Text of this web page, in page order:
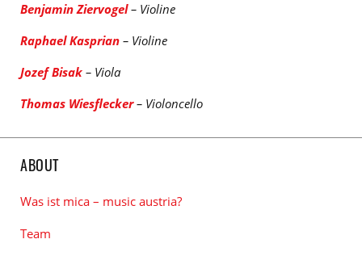
Benjamin Ziervogel – Violine
Raphael Kasprian – Violine
Jozef Bisak – Viola
Thomas Wiesﬂecker– Violoncello
ABOUT
Was ist mica – music austria?
Team